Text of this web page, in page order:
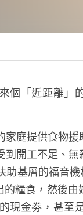
個「近距離
庭提供食物
開工不足、